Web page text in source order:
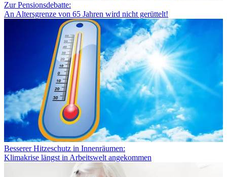
Zur Pensionsdebatte:
An Altersgrenze von 65 Jahren wird nicht gerüttelt!
Besserer Hitzeschutz in Innenräumen:
Klimakrise längst in Arbeitswelt angekommen